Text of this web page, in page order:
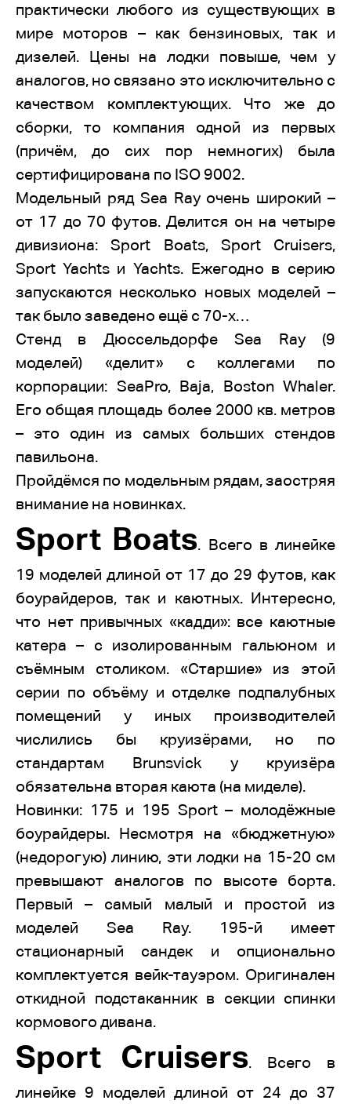
практически любого из существующих в
мире моторов – как бензиновых, так и
дизелей. Цены на лодки повыше, чем у
аналогов, но связано это исключительно с
качеством комплектующих. Что же до
сборки, то компания одной из первых
(причём, до сих пор немногих) была
сертифицирована по ISO 9002.
Модельный ряд Sea Ray очень широкий –
от 17 до 70 футов. Делится он на четыре
дивизиона: Sport Boats, Sport Cruisers,
Sport Yachts и Yachts. Ежегодно в серию
запускаются несколько новых моделей –
так было заведено ещё с 70-х…
Стенд в Дюссельдорфе Sea Ray (9
моделей) «делит» с коллегами по
корпорации: SeaPro, Baja, Boston Whaler.
Его общая площадь более 2000 кв. метров
– это один из самых больших стендов
павильона.
Пройдёмся по модельным рядам, заостряя
внимание на новинках.
Sport Boats. Всего в линейке
19 моделей длиной от 17 до 29 футов, как
боурайдеров, так и каютных. Интересно,
что нет привычных «кадди»: все каютные
катера – с изолированным гальюном и
съёмным столиком. «Старшие» из этой
серии по объёму и отделке подпалубных
помещений у иных производителей
числились бы круизёрами, но по
стандартам Brunsvick у круизёра
обязательна вторая каюта (на миделе).
Новинки: 175 и 195 Sport – молодёжные
боурайдеры. Несмотря на «бюджетную»
(недорогую) линию, эти лодки на 15-20 см
превышают аналогов по высоте борта.
Первый – самый малый и простой из
моделей Sea Ray. 195-й имеет
стационарный сандек и опционально
комплектуется вейк-тауэром. Оригинален
откидной подстаканник в секции спинки
кормового дивана.
Sport Cruisers. Всего в
линейке 9 моделей длиной от 24 до 37